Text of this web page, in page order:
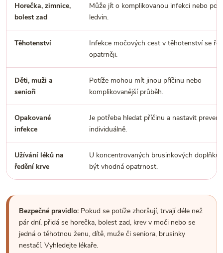
Horečka, zimnice,
bolest zad
Může jít o komplikovanou infekci nebo
ledvin.
Těhotenství
Infekce močových cest v těhotenství se
opatrněji.
Děti, muži a
senioři
Potíže mohou mít jinou příčinu nebo
komplikovanější průběh.
Opakované
infekce
Je potřeba hledat příčinu a nastavit
individuálně.
Užívání léků na
ředění krve
U koncentrovaných brusinkových doplňků
být vhodná opatrnost.
Bezpečné pravidlo: Pokud se potíže zhoršují, trvají déle než
pár dní, přidá se horečka, bolest zad, krev v moči nebo se
jedná o těhotnou ženu, dítě, muže či seniora, brusinky
nestačí. Vyhledejte lékaře.